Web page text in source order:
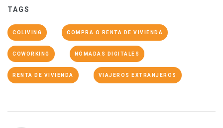
TAGS
COLIVING COMPRA O RENTA DE VIVIENDA
COWORKING NÓMADAS DIGITALES
RENTA DE VIVIENDA VIAJEROS EXTRANJEROS